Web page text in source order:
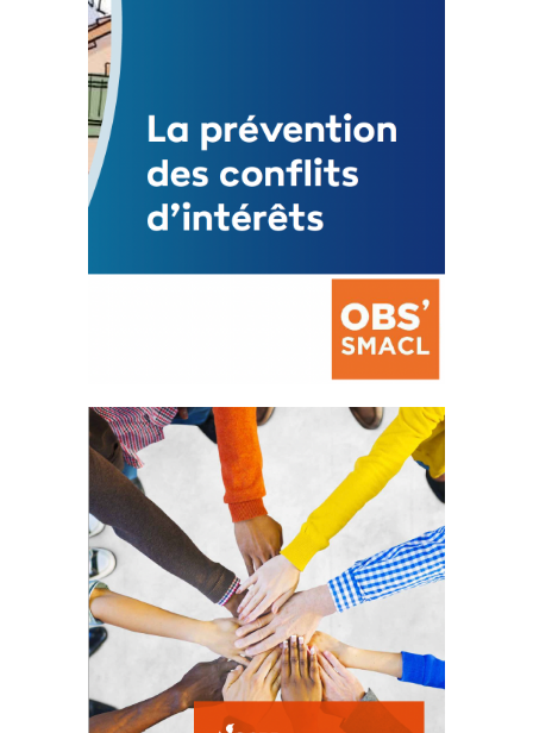
Mise à jour avril 2024
FEUILLETER
La prévention des conflits
d’intérêts
18 septembre 2023
FEUILLETER